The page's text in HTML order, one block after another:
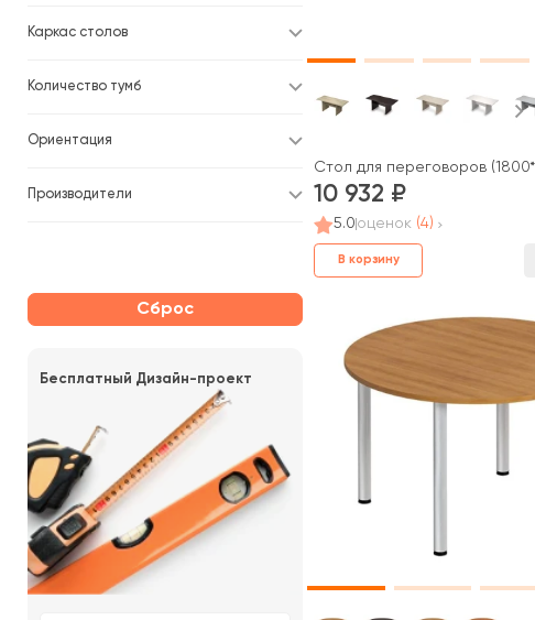
Каркас столов
Количество тумб
Ориентация
Производители
Сброс
Бесплатный Дизайн-проект
Стол для переговоров
10 932
5.0 оценок (4)
В корзину